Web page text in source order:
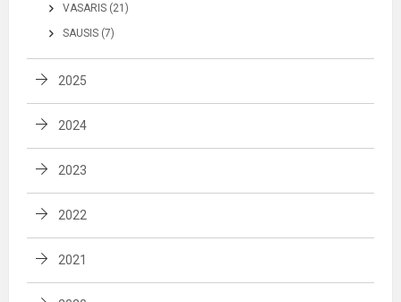
VASARIS (21)
SAUSIS (7)
2025
2024
2023
2022
2021